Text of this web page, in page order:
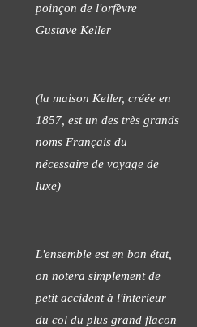
poinçon de l'orfèvre
Gustave Keller
(la maison Keller, créée en
1857, est un des très grands
noms Français du
nécessaire de voyage de
luxe)
L'ensemble est en bon état,
on notera simplement de
petit accident à l'interieur
du col du plus grand flacon